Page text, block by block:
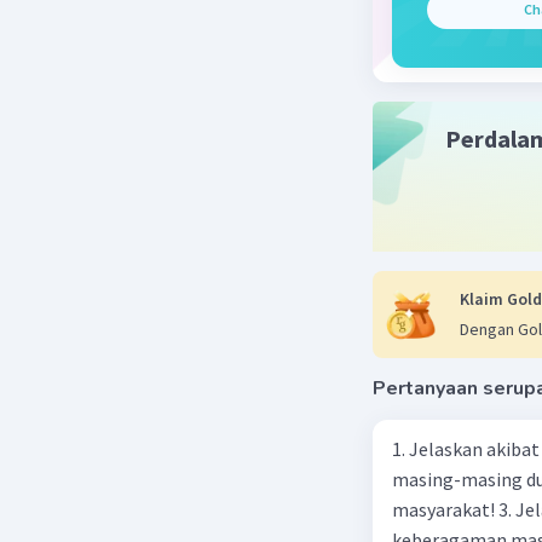
kualitas
Sistem
spiritual
Klaim
Dengan
Pertanyaan
1. Jelaskan akibat
masing-masing
masyarakat! 3. Jelaskan macam-macam konflik yang terjadi akibat